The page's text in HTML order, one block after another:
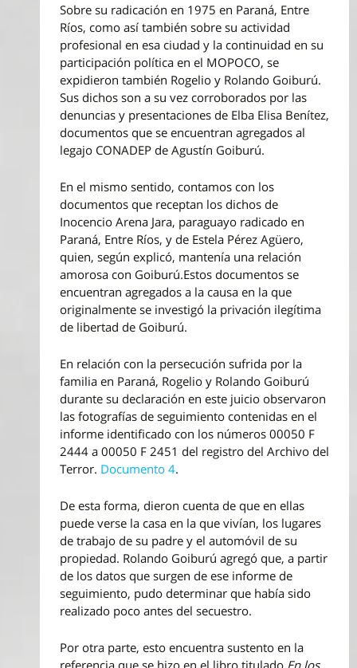
Sobre su radicación en 1975 en Paraná, Entre
Ríos, como así también sobre su actividad
profesional en esa ciudad y la continuidad en su
participación política en el MOPOCO, se
expidieron también Rogelio y Rolando Goiburú.
Sus dichos son a su vez corroborados por las
denuncias y presentaciones de Elba Elisa Benítez,
documentos que se encuentran agregados al
legajo CONADEP de Agustín Goiburú.
En el mismo sentido, contamos con los
documentos que receptan los dichos de
Inocencio Arena Jara, paraguayo radicado en
Paraná, Entre Ríos, y de Estela Pérez Agüero,
quien, según explicó, mantenía una relación
amorosa con Goiburú.Estos documentos se
encuentran agregados a la causa en la que
originalmente se investigó la privación ilegítima
de libertad de Goiburú.
En relación con la persecución sufrida por la
familia en Paraná, Rogelio y Rolando Goiburú
durante su declaración en este juicio observaron
las fotografías de seguimiento contenidas en el
informe identificado con los números 00050 F
2444 a 00050 F 2451 del registro del Archivo del
Terror. Documento 4.
De esta forma, dieron cuenta de que en ellas
puede verse la casa en la que vivían, los lugares
de trabajo de su padre y el automóvil de su
propiedad. Rolando Goiburú agregó que, a partir
de los datos que surgen de ese informe de
seguimiento, pudo determinar que había sido
realizado poco antes del secuestro.
Por otra parte, esto encuentra sustento en la